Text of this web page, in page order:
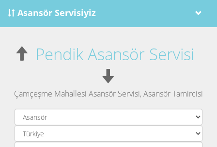
Asansör Servisiyiz
Pendik Asansör Servisi
Çamçeşme Mahallesi Asansör Servisi, Asansör Tamircisi